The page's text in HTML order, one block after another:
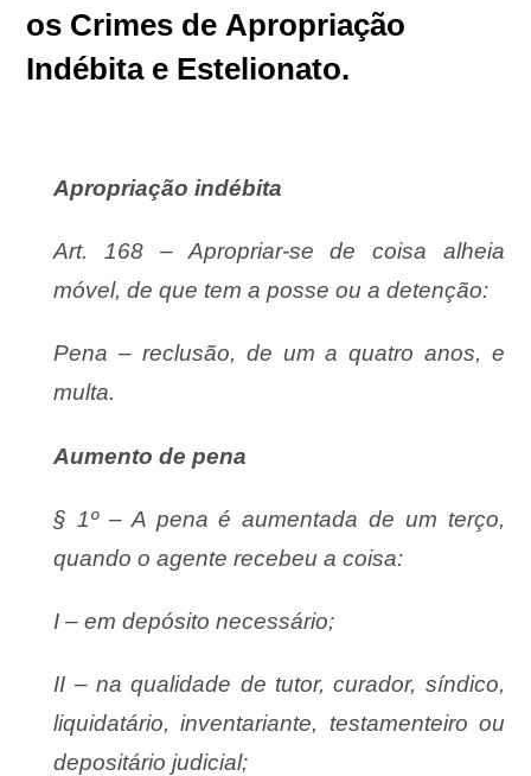
os Crimes de Apropriação
Indébita e Estelionato.
Apropriação indébita
Art. 168 – Apropriar-se de coisa alheia
móvel, de que tem a posse ou a detenção:
Pena – reclusão, de um a quatro anos, e
multa.
Aumento de pena
§ 1º – A pena é aumentada de um terço,
quando o agente recebeu a coisa:
I – em depósito necessário;
II – na qualidade de tutor, curador, síndico,
liquidatário, inventariante, testamenteiro ou
depositário judicial;